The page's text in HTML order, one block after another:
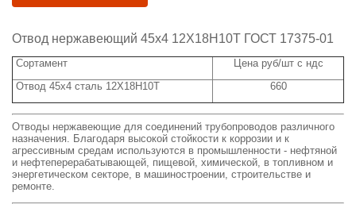
Отвод нержавеющий 45х4 12Х18Н10Т ГОСТ 17375-01
Сортамент
Цена руб/шт с ндс
Отвод 45х4 сталь 12Х18Н10Т
660
Отводы нержавеющие для соединений трубопроводов различного
назначения. Благодаря высокой стойкости к коррозии и к
агрессивным средам используются в промышленности - нефтяной
и нефтеперерабатывающей, пищевой, химической, в топливном и
энергетическом секторе, в машиностроении, строительстве и
ремонте.